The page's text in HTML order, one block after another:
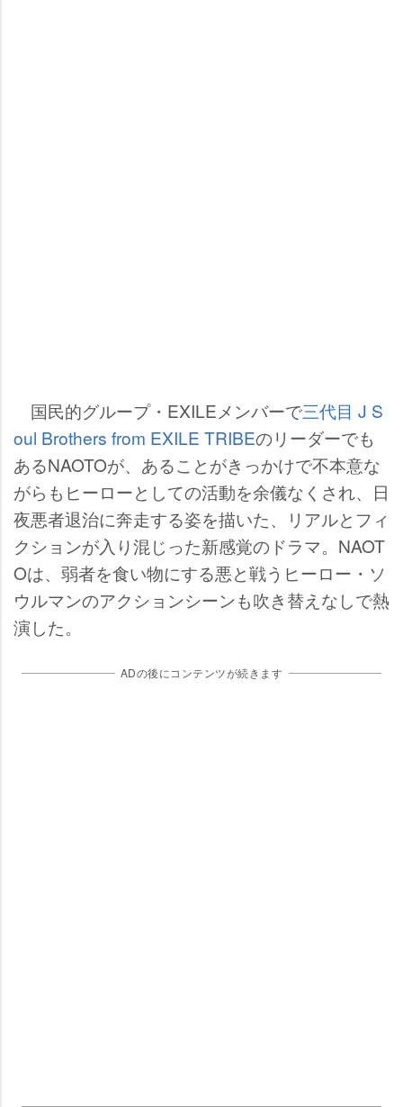
国民的グループ・EXILEメンバーで三代目 J S
oul Brothers from EXILE TRIBEのリーダーでも
あるNAOTOが、あることがきっかけで不本意な
がらもヒーローとしての活動を余儀なくされ、日
夜悪者退治に奔走する姿を描いた、リアルとフィ
クションが入り混じった新感覚のドラマ。NAOT
Oは、弱者を食い物にする悪と戦うヒーロー・ソ
ウルマンのアクションシーンも吹き替えなしで熱
演した。
ADの後にコンテンツが続きます